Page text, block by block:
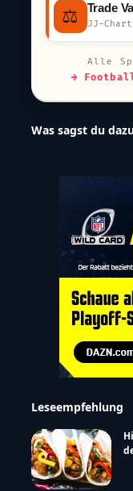
⚖️ Trade
Alle
→
Was sagst du
Leseempfehlung